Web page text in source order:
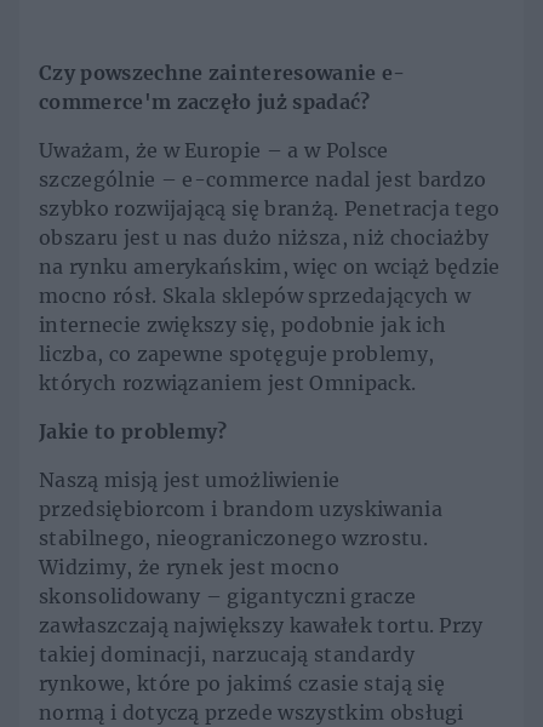
Czy powszechne zainteresowanie e-
commerce'm zaczęło już spadać?
Uważam, że w Europie – a w Polsce
szczególnie – e-commerce nadal jest bardzo
szybko rozwijającą się branżą. Penetracja tego
obszaru jest u nas dużo niższa, niż chociażby
na rynku amerykańskim, więc on wciąż będzie
mocno rósł. Skala sklepów sprzedających w
internecie zwiększy się, podobnie jak ich
liczba, co zapewne spotęguje problemy,
których rozwiązaniem jest Omnipack.
Jakie to problemy?
Naszą misją jest umożliwienie
przedsiębiorcom i brandom uzyskiwania
stabilnego, nieograniczonego wzrostu.
Widzimy, że rynek jest mocno
skonsolidowany – gigantyczni gracze
zawłaszczają największy kawałek tortu. Przy
takiej dominacji, narzucają standardy
rynkowe, które po jakimś czasie stają się
normą i dotyczą przede wszystkim obsługi